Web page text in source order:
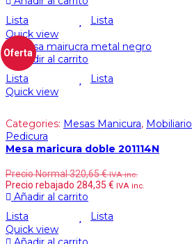
Lista
Lista
Quick view
Oferta
Añadir al carrito
Lista
Lista
Quick view
Categories: Mesas Manicura, Mobiliario
Pedicura
Mesa maricura doble 201114N
Precio Normal320,65€ IVA inc.
Precio rebajado 284,35 € IVA inc.
Añadir al carrito
Lista
Lista
Quick view